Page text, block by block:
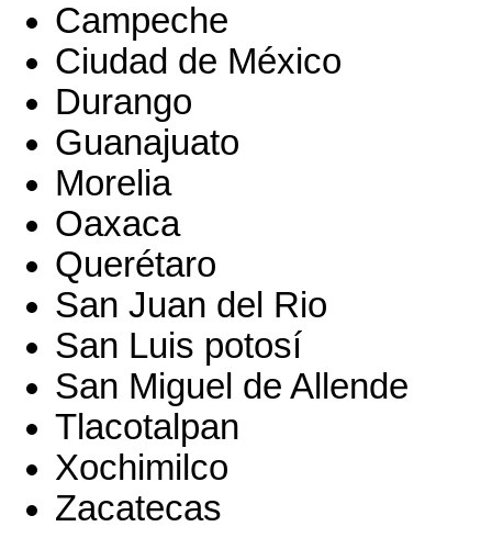
Campeche
Ciudad de México
Durango
Guanajuato
Morelia
Oaxaca
Querétaro
San Juan del Rio
San Luis potosí
San Miguel de Allende
Tlacotalpan
Xochimilco
Zacatecas